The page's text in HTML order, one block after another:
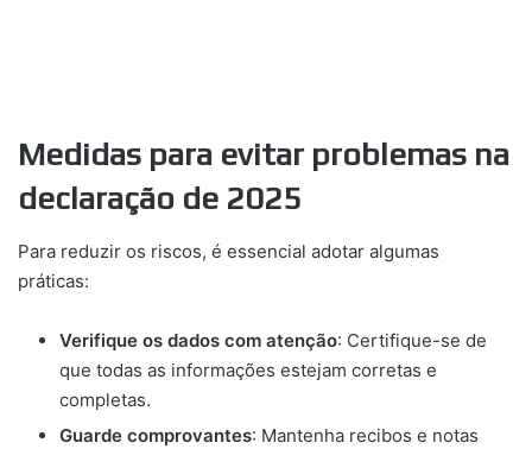
Medidas para evitar problemas na
declaração de 2025
Para reduzir os riscos, é essencial adotar algumas
práticas:
Verifique os dados com atenção: Certifique-se de
que todas as informações estejam corretas e
completas.
Guarde comprovantes: Mantenha recibos e notas